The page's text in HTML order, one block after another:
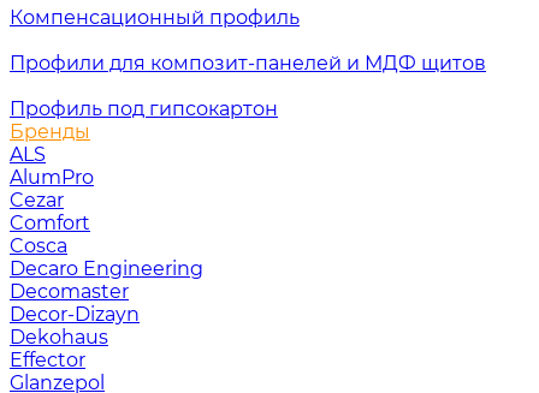
Компенсационный профиль
Профили для композит-панелей и МДФ щитов
Профиль под гипсокартон
Бренды
ALS
AlumPro
Cezar
Comfort
Cosca
Decaro Engineering
Decomaster
Decor-Dizayn
Dekohaus
Effector
Glanzepol